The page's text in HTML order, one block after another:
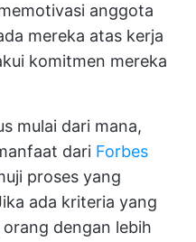
anggota
mereka atas kerja
komitmen mereka
mulai dari mana,
dari Forbes
proses yang
ada kriteria yang
dengan lebih